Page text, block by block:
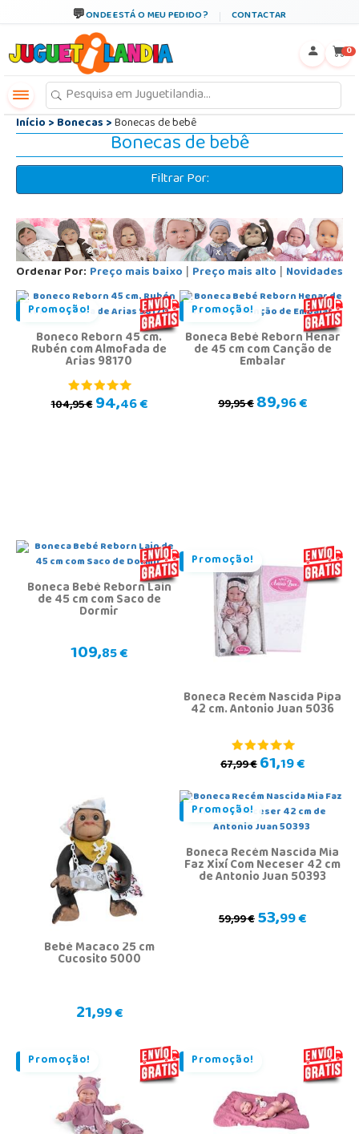
ONDE ESTÁ O MEU PEDIDO? CONTACTAR
0
Início>Bonecas>Bonecas de bebê
Bonecas de bebê
Filtrar Por:
Ordenar Por: Preço mais baixo | Preço mais alto | Novidades
Promoção!
Boneco Reborn 45 cm.
Rubén com Almofada de
Arias 98170
104,95 €94,46 €
Promoção!
Boneca Bebé Reborn Henar
de 45 cm com Canção de
Embalar
99,95 €89,96 €
Boneca Bebé Reborn Lain
de 45 cm com Saco de
Dormir
109,85 €
Promoção!
Boneca Recém Nascida Pipa
42 cm. Antonio Juan 5036
67,99 €61,19 €
Bebé Macaco 25 cm
Cucosito 5000
21,99 €
Promoção!
Boneca Recém Nascida Mia
Faz Xixí Com Neceser 42 cm
de Antonio Juan 50393
59,99 €53,99 €
Promoção! Promoção!